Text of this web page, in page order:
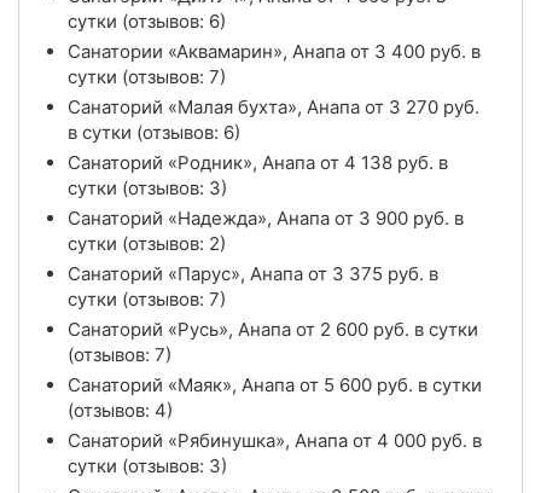
сутки (отзывов: 6)
Санатории «Аквамарин», Анапа от 3 400 руб. в
сутки (отзывов: 7)
Санаторий «Малая бухта», Анапа от 3 270 руб.
в сутки (отзывов: 6)
Санаторий «Родник», Анапа от 4 138 руб. в
сутки (отзывов: 3)
Санаторий «Надежда», Анапа от 3 900 руб. в
сутки (отзывов: 2)
Санаторий «Парус», Анапа от 3 375 руб. в
сутки (отзывов: 7)
Санаторий «Русь», Анапа от 2 600 руб. в сутки
(отзывов: 7)
Санаторий «Маяк», Анапа от 5 600 руб. в сутки
(отзывов: 4)
Санаторий «Рябинушка», Анапа от 4 000 руб. в
сутки (отзывов: 3)